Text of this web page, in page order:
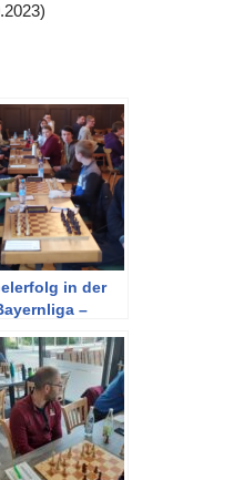
in der
–